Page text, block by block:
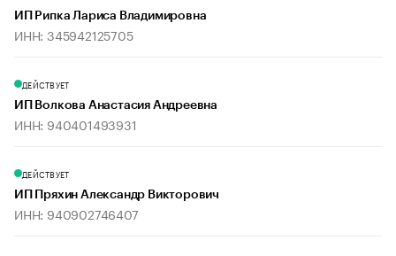
ИП Рипка Лариса Владимировна
ИНН: 345942125705
ДЕЙСТВУЕТ
ИП Волкова Анастасия Андреевна
ИНН: 940401493931
ДЕЙСТВУЕТ
ИП Пряхин Александр Викторович
ИНН: 940902746407